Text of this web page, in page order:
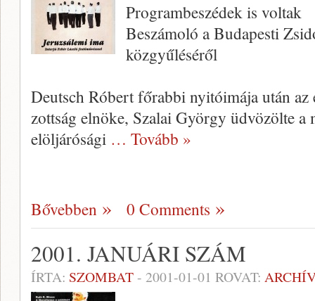
Programbeszédek is voltak
Beszámoló a Budapesti
közgyűléséről
Deutsch Róbert főrabbi nyitóimája után
zottság elnöke, Szalai György üdvö­zölte a
elöljárósági … Tovább »
Bővebben 0 Comments
2001. JANUÁRI SZÁM
ÍRTA: SZOMBAT- 2001-01-01 ROVAT: